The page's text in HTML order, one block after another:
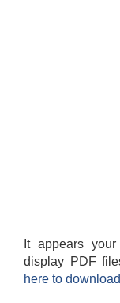
It appears
display PDF
here to